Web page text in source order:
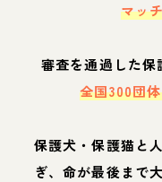
マッ
審査を通過した保
全国300団
保護犬・保護猫と
ぎ、命が最後まで